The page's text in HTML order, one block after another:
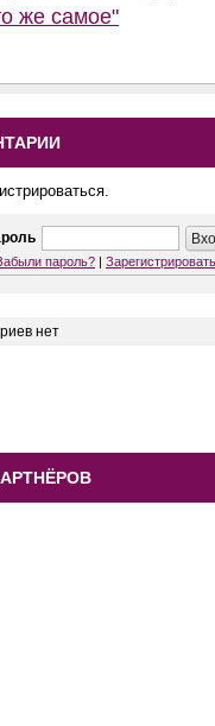
же самое"
пароль? |
нет